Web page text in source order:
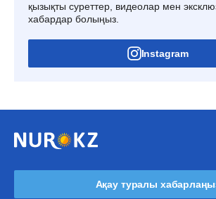
қызықты суреттер, видеолар мен
хабардар болыңыз.
Instagram
Ақау туралы